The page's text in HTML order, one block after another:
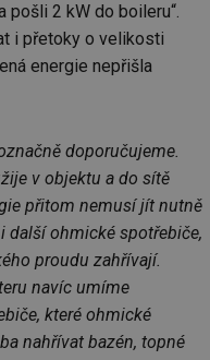
pošli 2 kW do boileru“.
i přetoky o velikosti
energie nepřišla
doporučujeme.
v objektu a do sítě
přitom nemusí jít nutně
další ohmické spotřebiče,
proudu zahřívají.
navíc umíme
které ohmické
nahřívat bazén, topné